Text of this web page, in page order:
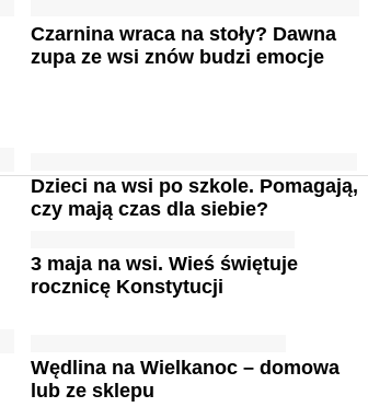
Czarnina wraca na stoły? Dawna
zupa ze wsi znów budzi emocje
Dzieci na wsi po szkole. Pomagają,
czy mają czas dla siebie?
3 maja na wsi. Wieś świętuje
rocznicę Konstytucji
Wędlina na Wielkanoc – domowa
lub ze sklepu